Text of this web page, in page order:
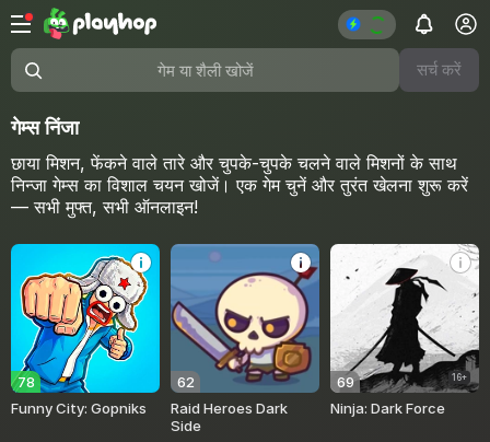
गेम या शैली खोजें सर्च करें
गेम्स निंजा
छाया मिशन, फेंकने वाले तारे और चुपके-चुपके चलने वाले मिशनों के साथ
निन्जा गेम्स का विशाल चयन खोजें। एक गेम चुनें और तुरंत खेलना शुरू करें
— सभी मुफ्त, सभी ऑनलाइन!
78
Funny City: Gopniks
62
Raid Heroes Dark
Side
69 16+
Ninja: Dark Force